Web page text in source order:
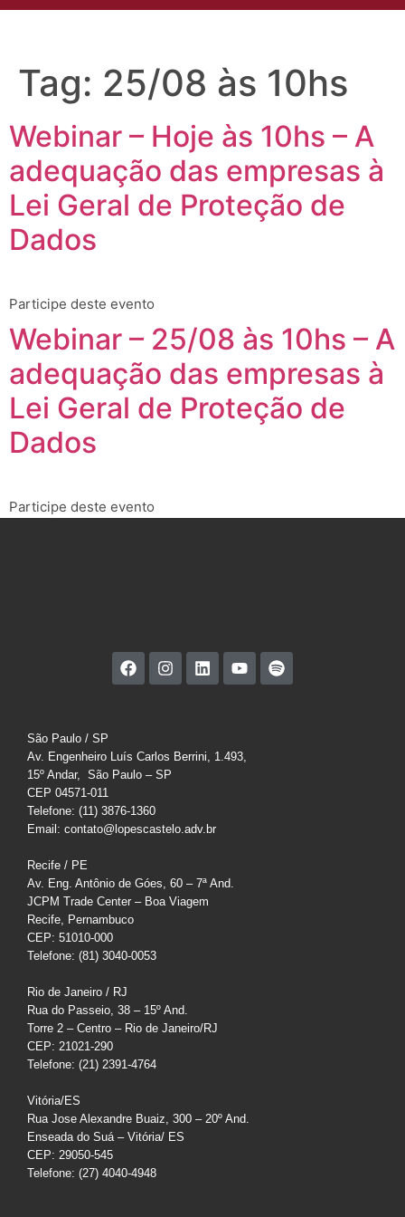
Tag: 25/08 às 10hs
Webinar – Hoje às 10hs – A
adequação das empresas à
Lei Geral de Proteção de
Dados
Participe deste evento
Webinar – 25/08 às 10hs – A
adequação das empresas à
Lei Geral de Proteção de
Dados
Participe deste evento
São Paulo / SP
Av. Engenheiro Luís Carlos Berrini, 1.493,
15º Andar, São Paulo – SP
CEP 04571-011
Telefone: (11) 3876-1360
Email: contato@lopescastelo.adv.br
Recife / PE
Av. Eng. Antônio de Góes, 60 – 7ª And.
JCPM Trade Center – Boa Viagem
Recife, Pernambuco
CEP: 51010-000
Telefone: (81) 3040-0053
Rio de Janeiro / RJ
Rua do Passeio, 38 – 15º And.
Torre 2 – Centro – Rio de Janeiro/RJ
CEP: 21021-290
Telefone: (21) 2391-4764
Vitória/ES
Rua Jose Alexandre Buaiz, 300 – 20º And.
Enseada do Suá – Vitória/ ES
CEP: 29050-545
Telefone: (27) 4040-4948